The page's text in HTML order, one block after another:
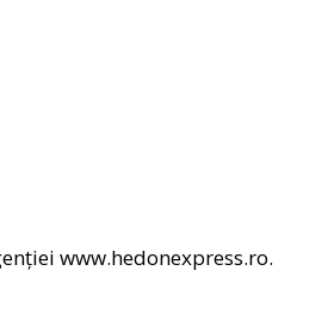
www.hedonexpress.ro.